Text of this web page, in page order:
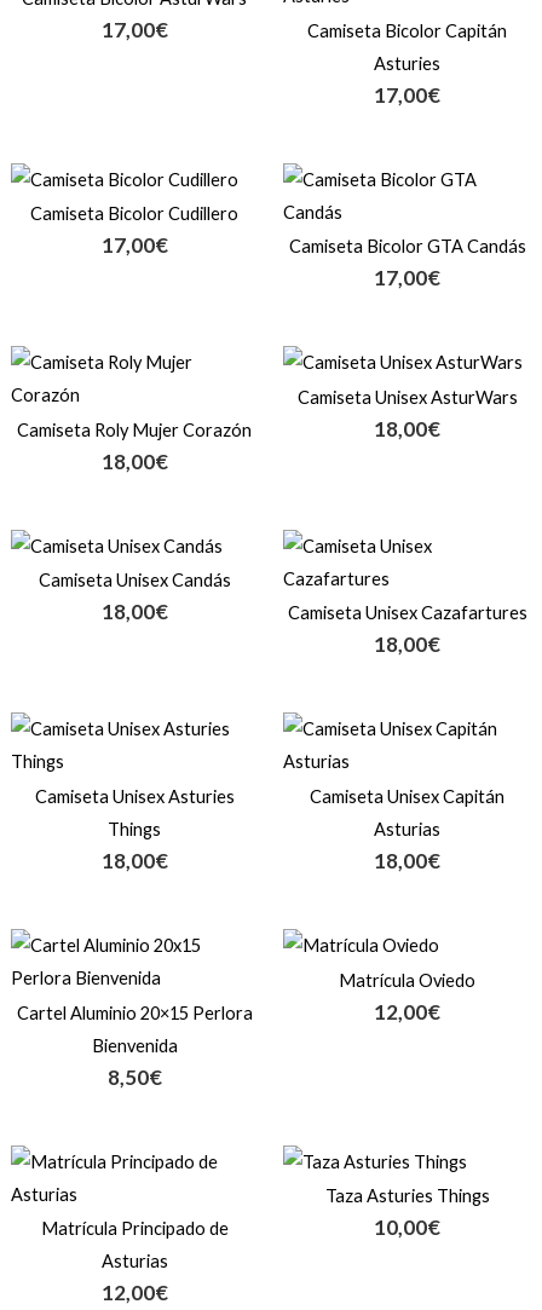
17,00€
Camiseta Bicolor Capitán
Asturies
17,00€
Camiseta Bicolor Cudillero
17,00€ Camiseta Bicolor GTA Candás
17,00€
Camiseta Roly Mujer Corazón
18,00€
Camiseta Unisex AsturWars
18,00€
Camiseta Unisex Candás
18,00€ Camiseta Unisex Cazafartures
18,00€
Camiseta Unisex Asturies
Things
18,00€
Camiseta Unisex Capitán
Asturias
18,00€
Cartel Aluminio 20×15 Perlora
Bienvenida
8,50€
Matrícula Oviedo
12,00€
Matrícula Principado de
Asturias
12,00€
Taza Asturies Things
10,00€